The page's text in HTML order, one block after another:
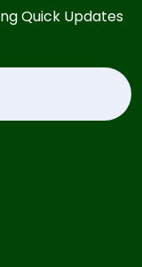
Quick Updates